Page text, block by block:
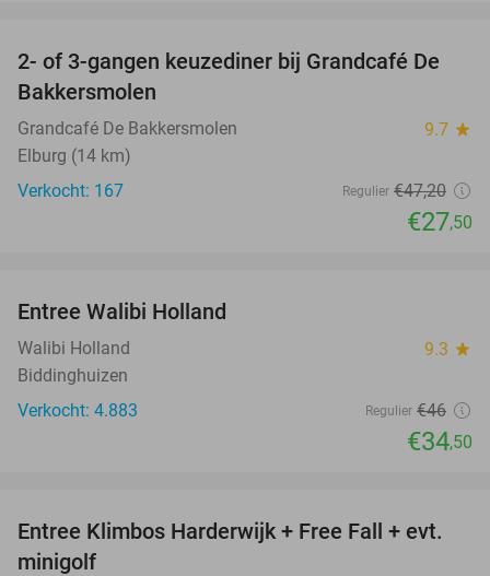
42%
2- of 3-gangen keuzediner bij Grandcafé De
Bakkersmolen
Grandcafé De Bakkersmolen 9.7 star
Elburg (14 km)
Verkocht: 167
Regulier €47,20
€27,50
Entree Walibi Holland
Walibi Holland 9.3 star
Biddinghuizen
Verkocht: 4.883
Regulier €46
€34,50
30%
Entree Klimbos Harderwijk + Free Fall + evt.
minigolf